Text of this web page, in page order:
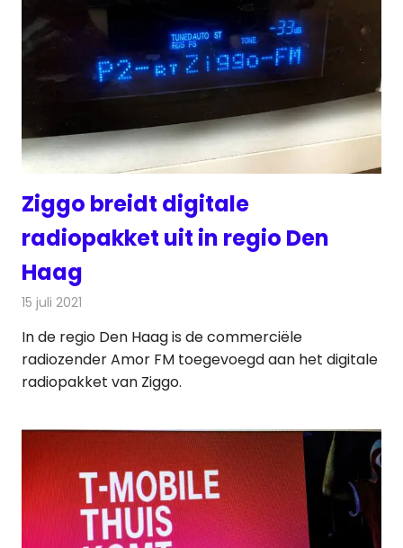
Ziggo breidt digitale
radiopakket uit in regio Den
Haag
15 juli 2021
In de regio Den Haag is de commerciële
radiozender Amor FM toegevoegd aan het digitale
radiopakket van Ziggo.